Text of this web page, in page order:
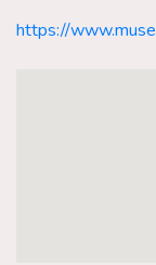
https://